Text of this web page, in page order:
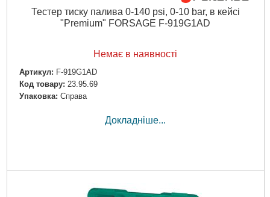
Тестер тиску палива 0-140 psi, 0-10 bar, в кейсі
"Premium" FORSAGE F-919G1AD
Немає в наявності
Артикул: F-919G1AD
Код товару: 23.95.69
Упаковка: Справа
Докладніше...